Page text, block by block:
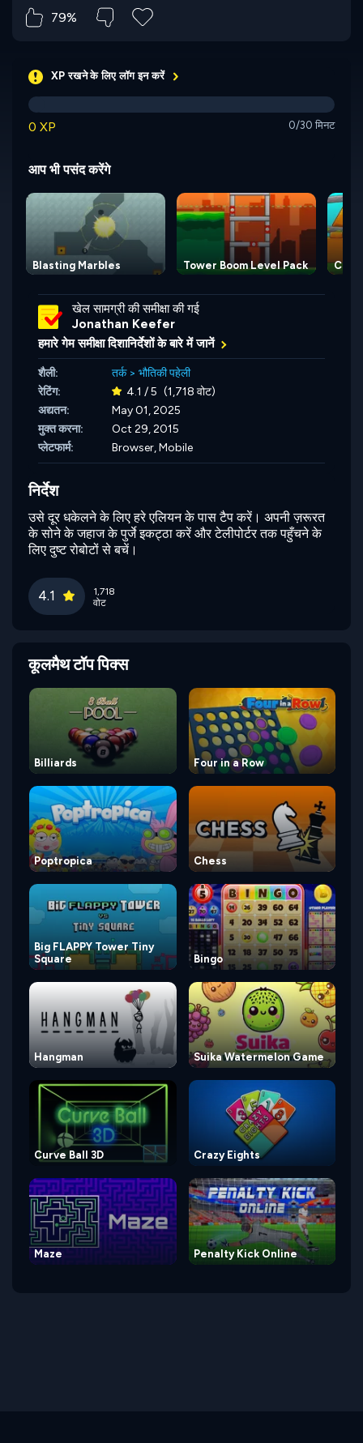
79%
XP रखने के लिए लॉग इन करें
0 XP 0/30 मिनट
आप भी पसंद करेंगे
Blasting Marbles Tower Boom Level Pack Chip
खेल सामग्री की समीक्षा की गई
Jonathan Keefer
हमारे गेम समीक्षा दिशानिर्देशों के बारे में जानें
शैली: तर्क> भौतिकी पहेली
रेटिंग:
4.1 / 5 (1,718 वोट)
अद्यतन:
May 01, 2025
मुक्त करना:
Oct 29, 2015
प्लेटफार्म:
Browser, Mobile
निर्देश
उसे दूर धकेलने के लिए हरे एलियन के पास टैप करें। अपनी ज़रूरत
के सोने के जहाज के पुर्जे इकट्ठा करें और टेलीपोर्टर तक पहुँचने के
लिए दुष्ट रोबोटों से बचें।
4.1
1,718
वोट
कूलमैथ टॉप पिक्स
Billiards Four in a Row
Poptropica Chess
Big FLAPPY Tower Tiny
Square
Bingo
Hangman Suika Watermelon Game
Curve Ball 3D Crazy Eights
Maze Penalty Kick Online